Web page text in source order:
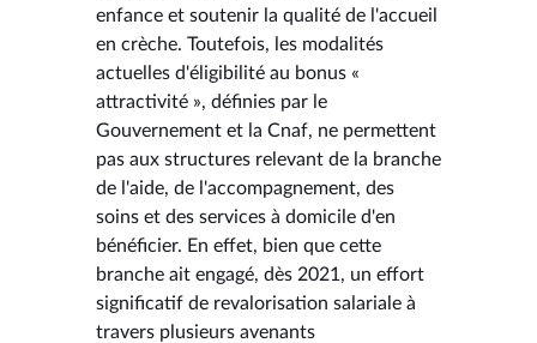
enfance et soutenir la qualité de l'accueil
en crèche. Toutefois, les modalités
actuelles d'éligibilité au bonus «
attractivité », définies par le
Gouvernement et la Cnaf, ne permettent
pas aux structures relevant de la branche
de l'aide, de l'accompagnement, des
soins et des services à domicile d'en
bénéficier. En effet, bien que cette
branche ait engagé, dès 2021, un effort
significatif de revalorisation salariale à
travers plusieurs avenants